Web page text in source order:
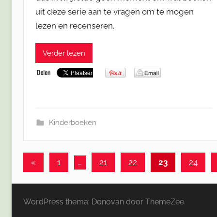
uit deze serie aan te vragen om te mogen
lezen en recenseren.
Verder lezen
Kinderboeken
Berichten
« Vorige
1 … 21 22 23 24
WordPress thema: Donovan door ThemeZee.